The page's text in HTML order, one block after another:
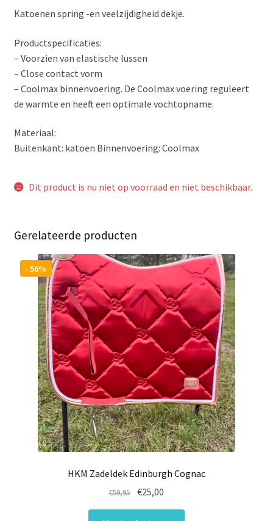
Katoenen spring -en veelzijdigheid dekje.
Productspecificaties:
– Voorzien van elastische lussen
– Close contact vorm
– Coolmax binnenvoering. De Coolmax voering reguleert
de warmte en heeft een optimale vochtopname.
Materiaal:
Buitenkant: katoen Binnenvoering: Coolmax
Dit product is nu niet op voorraad en niet beschikbaar.
Gerelateerde producten
HKM Zadeldek Edinburgh Cognac
- 56%
€59,95
Oorspronkelijke
prijs
€25,00
prijs